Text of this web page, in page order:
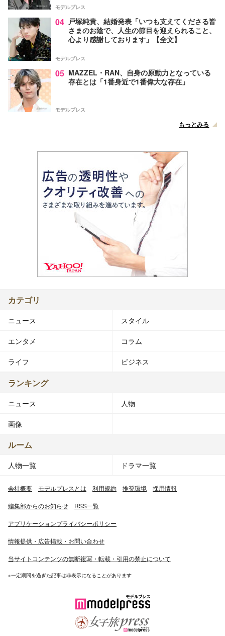
モデルプレス
04 戸塚純貴、結婚発表「いつも支えてくださる皆
さまのお陰で、人生の節目を迎えられること、
心より感謝しております」【全文】
モデルプレス
05 MAZZEL・RAN、自身の原動力となっている
存在とは「1番身近で1番偉大な存在」
モデルプレス
もっとみる
カテゴリ
ニュース スタイル
エンタメ コラム
ライフ ビジネス
ランキング
ニュース 人物
画像
ルーム
人物一覧 ドラマ一覧
会社概要 モデルプレスとは 利用規約 推奨環境 採用情報
編集部からのお知らせ RSS一覧
アプリケーションプライバシーポリシー
情報提供・広告掲載・お問い合わせ
当サイトコンテンツの無断複写・転載・引用の禁止について
※一定期間を過ぎた記事は非表示になることがあります